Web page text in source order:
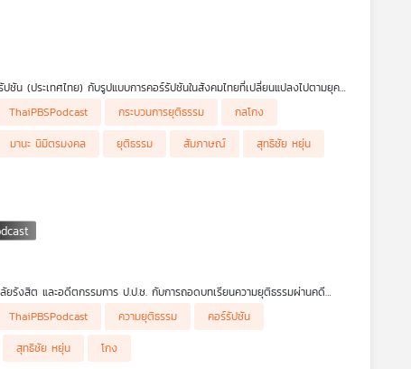
(ประเทศไทย) กับรูปแบบการคอร์รัปชันในสังคมไทยที่เปลี่ยนแปลงไปตามยุค
ThaiPBSPodcast กระบวนการยุติธรรม
กลโกง
มานะ นิมิตรมงคล ยุติธรรม สัมภาษณ์
สุทธิชัย หยุ่น
สิต และอดีตกรรมการ ป.ป.ช. กับการถอดบทเรียนความยุติธรรมผ่านคดี
ของประเทศสู่การเป็นรัฐล้มเหลว ฟังได้ในรายการ คุยนอกกรอบ ค่ะ
ThaiPBSPodcast ความยุติธรรม
คอร์รัปชัน
สุทธิชัย หยุ่น โกง